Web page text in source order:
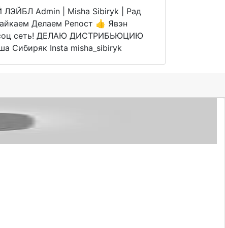
Admin | Misha Sibiryk | Рад
Делаем Репост 👍 Явэн
соц сеть! ДЕЛАЮ ДИСТРИБЬЮЦИЮ
Сибиряк Insta misha_sibiryk